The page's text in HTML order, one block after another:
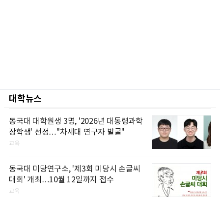
대학뉴스
동국대 대학원생 3명, '2026년 대통령과학
장학생' 선정…"차세대 연구자 발굴"
교육
동국대 미당연구소, '제3회 미당시 손글씨
대회' 개최…10월 12일까지 접수
교육